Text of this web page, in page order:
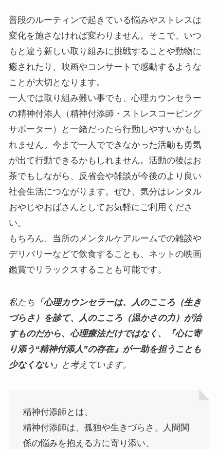
普段のルーティンで起きている悩みやストレスは
変化を施さなければ変わりません。そこで、いつ
もと違う新しい取り組みに挑戦することや動物に
癒されたり、映画やコンサートで感動するような
ことが大切となります。
一人では取り組み難い事でも、心理カウンセラー
の精神付添人（精神付添師・ストレスコーピング
サポーター）と一緒だったら行動しやすいかもし
れません。今まで一人でできなかった活動も勇気
が出て行動できるかもしれません。活動の後はお
茶でもしながら、反省会や雑談が今後のより良い
社会生活につながります。ぜひ、気分はレンタル
おやじやおばさんとしてお気軽にご利用くださ
い。
もちろん、当所のメンタルケアルームでの雑談や
デリバリーなどで飲食することも、ネットの映画
鑑賞でリラックスすることも可能です。
私たち 「心理カウンセラーは、人のこころ（生き
づらさ）を診て、人のこころ（温かさの力）が治
すものだから、心理療法だけではなく、『心に寄
り添う“精神付添人”の存在』が一助を担うことも
少なくない」 と考えています。
精神付添師とは、
精神付添師は、孤独や生きづらさ、人間関
係の悩みを抱える方に寄り添い、